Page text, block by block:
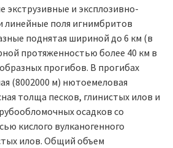
экструзивные и эксплозивно-
линейные поля игнимбритов
поднятая шириной до 6 км (в
протяженностью более 40 км в
прогибов. В прогибах
(8002000 м) нютоемеловая
толща песков, глинистых илов и
осадков со
кислого вулканогенного
илов. Общий объем